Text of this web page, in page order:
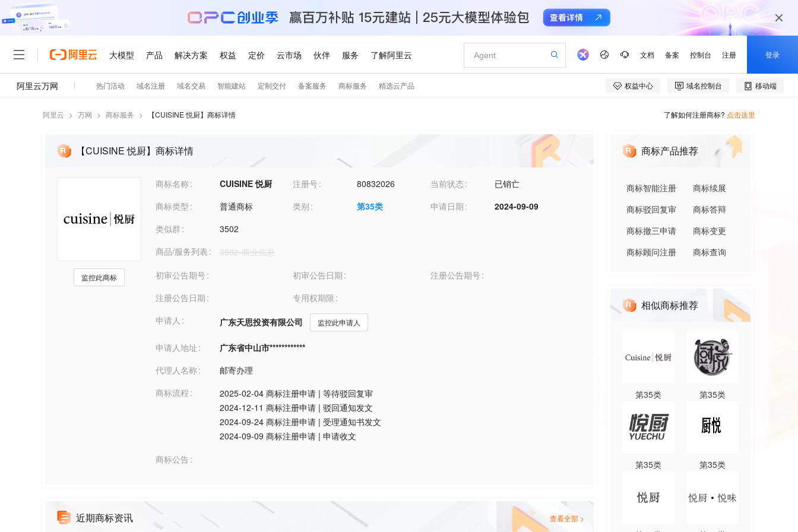
阿里云 > 万网 > 商标服务 > 【CUISINE 悦厨】商标详情 了解如何注册商标? 点击这里
【CUISINE 悦厨】商标详情
监控此商标
商标名称 CUISINE 悦厨 注册号 80832026 当前状态
已销亡
商标类型
普通商标 类别 第35类 申请日期
2024-09-09
类似群
3502
商品/服务列表
3502-商业信息
初审公告期号
初审公告日期
注册公告期号
注册公告日期
专用权期限
申请人
广东天思投资有限公司 监控此申请人
申请人地址
广东省中山市************
代理人名称
邮寄办理
商标流程
2025-02-04 商标注册申请 | 等待驳回复审
2024-12-11 商标注册申请 | 驳回通知发文
2024-09-24 商标注册申请 | 受理通知书发文
2024-09-09 商标注册申请 | 申请收文
商标公告
近期商标资讯 查看全部 >
商标产品推荐
商标智能注册
商标续展
商标驳回复审
商标答辩
商标撤三申请
商标变更
商标顾问注册
商标查询
相似商标推荐
第35类 第35类
第35类 第35类